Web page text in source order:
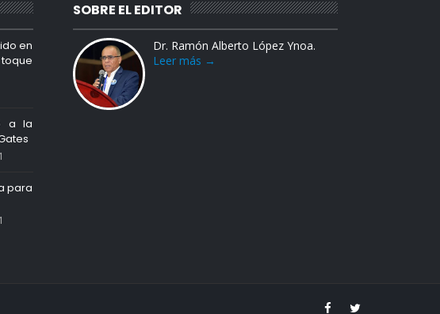
en
a la
para
SOBRE EL EDITOR
Dr. Ramón Alberto López Ynoa.
Leer más →